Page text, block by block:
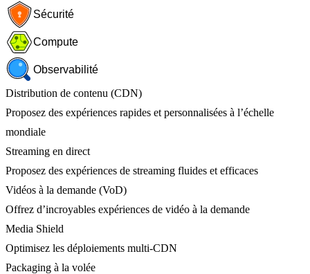
Sécurité
Compute
Observabilité
Distribution de contenu (CDN)
Proposez des expériences rapides et personnalisées à l’échelle
mondiale
Streaming en direct
Proposez des expériences de streaming fluides et efficaces
Vidéos à la demande (VoD)
Offrez d’incroyables expériences de vidéo à la demande
Media Shield
Optimisez les déploiements multi-CDN
Packaging à la volée